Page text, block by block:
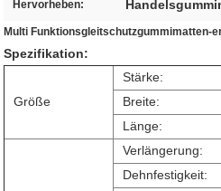
Hervorheben:
Multi Funktionsgleitschutzgummimatten-
Spezifikation:
Größe
Stärke:
Breite:
Länge:
Verlängerung:
Dehnfestigkeit: